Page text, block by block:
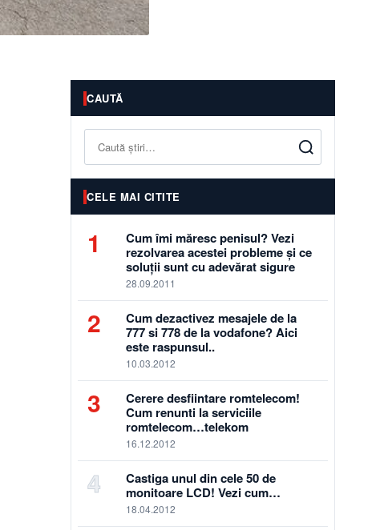
CAUTĂ
Caută
CELE MAI CITITE
1
Cum îmi măresc penisul? Vezi
rezolvarea acestei probleme și ce
soluții sunt cu adevărat sigure
28.09.2011
2
Cum dezactivez mesajele de la
777 si 778 de la vodafone? Aici
este raspunsul..
10.03.2012
3
Cerere desfiintare romtelecom!
Cum renunti la serviciile
romtelecom…telekom
16.12.2012
4
Castiga unul din cele 50 de
monitoare LCD! Vezi cum…
18.04.2012